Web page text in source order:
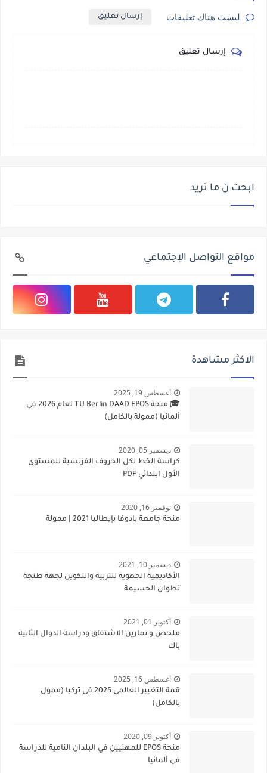
ليست هناك تعليقات إرسال تعليق
إرسال تعليق
ابحت ن ما تريد
مواقع التواصل الإجتماعي
الاكثر مشاهدة
أغسطس 19, 2025
🎓 منحة TU Berlin DAAD EPOS لعام 2026 في
ألمانيا (ممولة بالكامل)
ديسمبر 05, 2020
كراسة الخط لكل الحروف الفرنسية للمستوى
الأول ابتدائي PDF
نوفمبر 16, 2020
منحة جامعة بادوفا بإيطاليا 2021 | ممولة
ديسمبر 10, 2021
الأكاديمية الجهوية للتربية والتكوين لجهة طنجة
تطوان الحسيمة
أكتوبر 01, 2021
ملخص و تمارين الاشتقاق ودراسة الدوال الثانية
باك
أغسطس 16, 2025
قمة التغيير العالمي 2025 في تركيا (ممول
بالكامل)
أكتوبر 09, 2020
منحة EPOS للمهنيين في البلدان النامية للدراسة
في ألمانيا